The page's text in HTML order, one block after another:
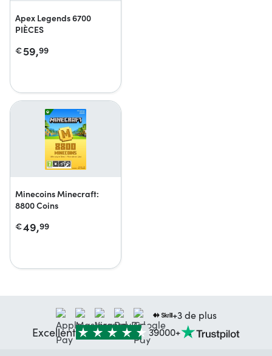
Apex Legends 6700
PIÈCES
€59,99
Minecoins Minecraft:
8800 Coins
€49,99
+3 de plus
Excellent 39000+